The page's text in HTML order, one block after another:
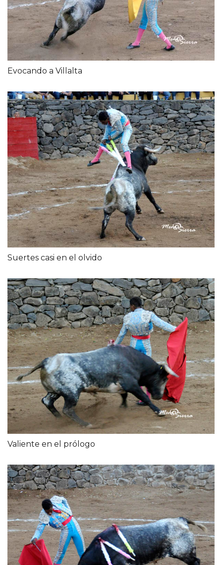
Evocando a Villalta
Suertes casi en el olvido
Valiente en el prólogo